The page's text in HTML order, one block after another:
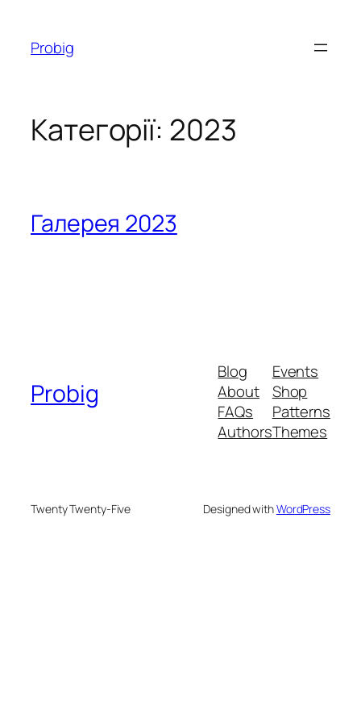
вмісту
Probig
Категорії: 2023
Галерея 2023
Probig
Blog
About
FAQs
Authors
Events
Shop
Patterns
Themes
Twenty Twenty-Five Designed withWordPress